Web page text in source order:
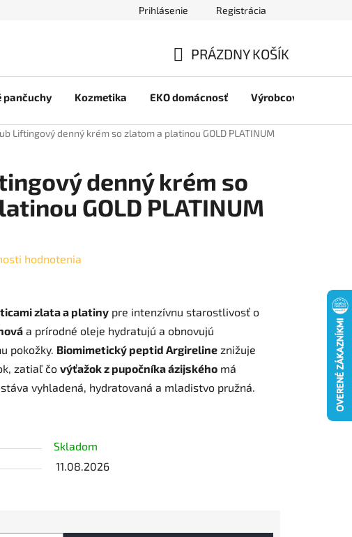
Prihlásenie Registrácia
KOŠÍK
PRÁZDNY KOŠÍK
pančuchy Kozmetika EKO domácnosť Výrobcovia
Liftingový denný krém so zlatom a platinou GOLD PLATINUM
denný krém so
GOLD PLATINUM
hodnotenia
zlata a platiny pre intenzívnu starostlivosť o
a prírodné oleje hydratujú a obnovujú
pokožky. Biomimetický peptid Argireline znižuje
zatiaľ čo výťažok z pupočníka ázijského má
vyhladená, hydratovaná a mladistvo pružná.
Skladom
11.08.2026